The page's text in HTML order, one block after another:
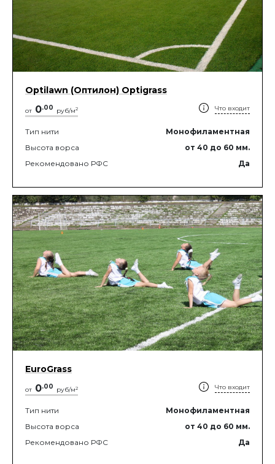
Optilawn (Оптилон) Optigrass
от 0.00 руб/м2 Что входит
Тип нити
Монофиламентная
Высота ворса
от 40 до 60 мм.
Рекомендовано РФС
Да
EuroGrass
от 0.00 руб/м2 Что входит
Тип нити
Монофиламентная
Высота ворса
от 40 до 60 мм.
Рекомендовано РФС
Да